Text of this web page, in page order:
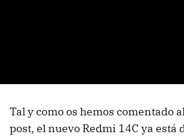
Tal y como os hemos comentado
post, el nuevo Redmi 14C ya está